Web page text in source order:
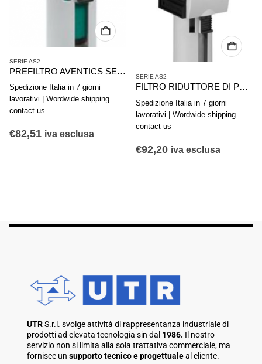
SERIE AS2
PREFILTRO AVENTICS SERIE AS2-FLP R412006018
Spedizione Italia in 7 giorni
lavorativi | Wordwide shipping
contact us
€82,51 iva esclusa
SERIE AS2
FILTRO RIDUTTORE DI PRESSIONE AVENTICS SERIE AS2-FLS R412006007
Spedizione Italia in 7 giorni
lavorativi | Wordwide shipping
contact us
€92,20 iva esclusa
UTRS.r.l. svolge attività di rappresentanza industriale di
prodotti ad elevata tecnologia sin dal 1986. Il nostro
servizio non si limita alla sola trattativa commerciale, ma
fornisce un supporto tecnico e progettualeal cliente.